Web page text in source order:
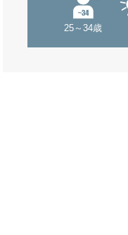
25～34歳